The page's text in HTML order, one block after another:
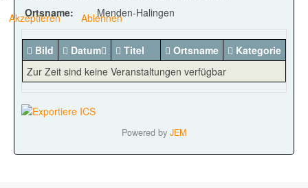
Ortsname:
Menden-Halingen
Bild Datum Titel Ortsname
Kategorie
Zur Zeit sind keine Veranstaltungen verfügbar
Powered by JEM
Akzeptieren
Ablehnen